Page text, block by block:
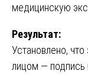
медицинскую
Результат:
Установлено,
лицом — подпись